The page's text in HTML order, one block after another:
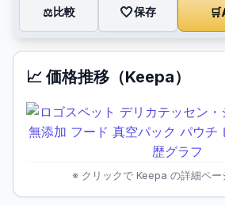
⚖️比較 🤍保存 🛒
📈 価格推移（Keepa）
※ クリックで Keepa の詳細ペー